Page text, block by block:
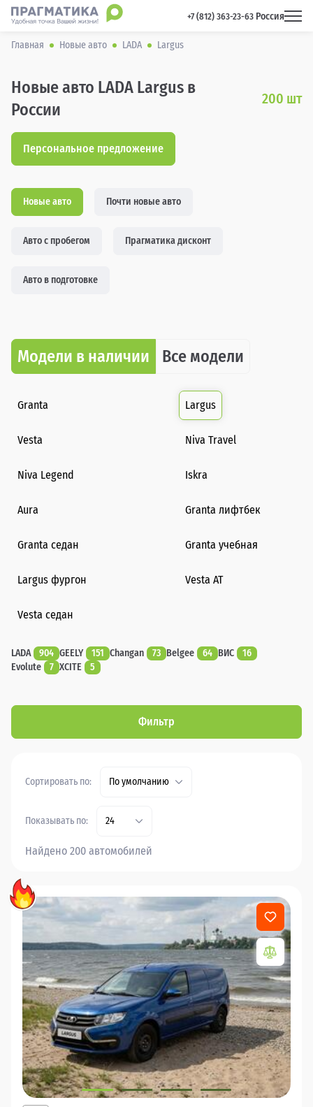
+7 (812) 363-23-63 Россия
Главная Новые авто LADA Largus
Новые авто LADA Largus в
России
200 шт
Персональное предложение
Новые авто Почти новые авто
Авто с пробегом Прагматика дисконт
Авто в подготовке
Модели в наличии Все модели
Granta Largus
Vesta Niva Travel
Niva Legend Iskra
Aura Granta лифтбек
Granta седан Granta учебная
Largus фургон Vesta AT
Vesta седан
LADA 904 GEELY 151 Changan 73 Belgee 64 ВИС
16
Evolute
7 XCITE 5
Фильтр
Сортировать по: По умолчанию
Показывать по: 24
Найдено 200 автомобилей